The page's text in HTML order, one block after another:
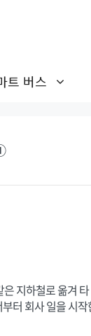
트 버스
지하철로 옮겨
터 회사 일을 시